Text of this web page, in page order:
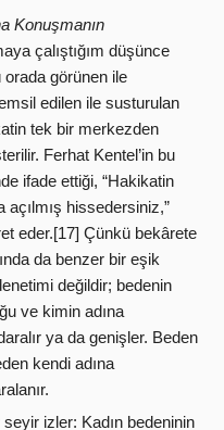
Konuşmanın
çalıştığım düşünce
orada görünen ile
edilen ile susturulan
tek bir merkezden
Ferhat Kentel’in bu
ifade ettiği, “Hakikatin
açılmış hissedersiniz,”
eder.[17] Çünkü bekârete
da benzer bir eşik
değildir; bedenin
ve kimin adına
ya da genişler. Beden
kendi adına
izler: Kadın bedeninin